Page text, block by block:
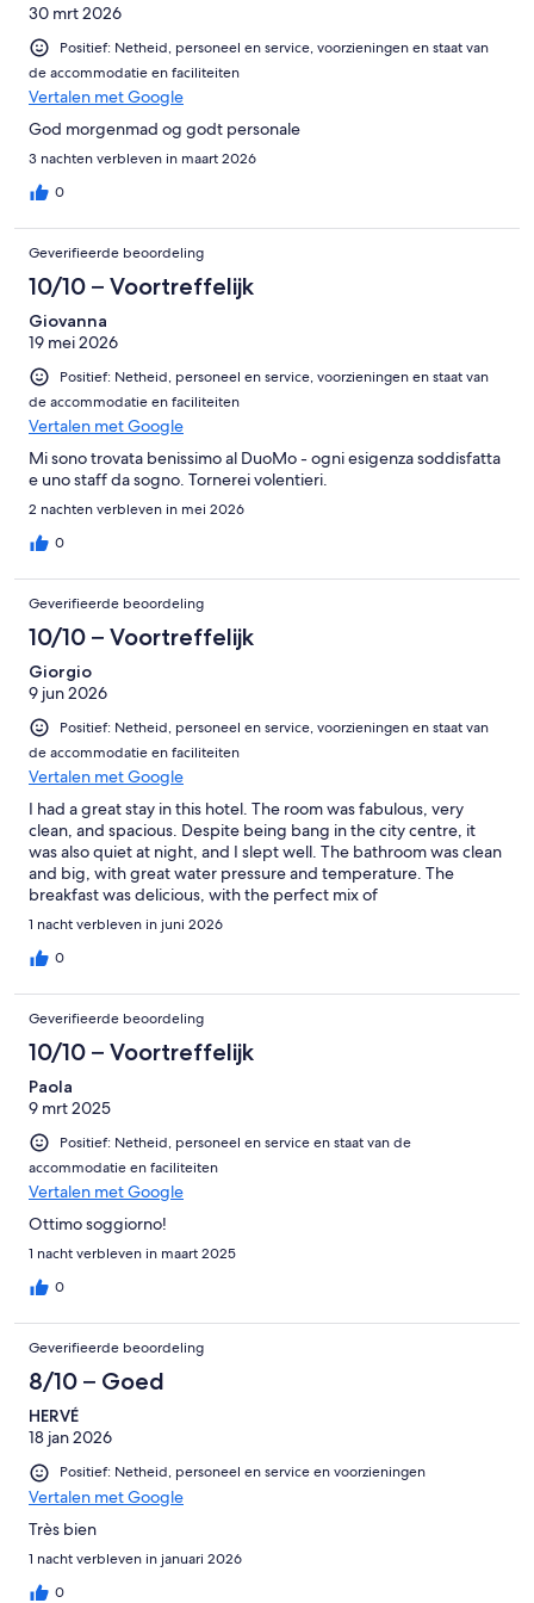
30 mrt 2026
Positief: Netheid, personeel en service, voorzieningen en staat van
de accommodatie en faciliteiten
Vertalen met Google
God morgenmad og godt personale
3 nachten verbleven in maart 2026
0
Geverifieerde beoordeling
10/10 – Voortreffelijk
Giovanna
19 mei 2026
Positief: Netheid, personeel en service, voorzieningen en staat van
de accommodatie en faciliteiten
Vertalen met Google
Mi sono trovata benissimo al DuoMo - ogni esigenza soddisfatta
e uno staff da sogno. Tornerei volentieri.
2 nachten verbleven in mei 2026
0
Geverifieerde beoordeling
10/10 – Voortreffelijk
Giorgio
9 jun 2026
Positief: Netheid, personeel en service, voorzieningen en staat van
de accommodatie en faciliteiten
Vertalen met Google
I had a great stay in this hotel. The room was fabulous, very
clean, and spacious. Despite being bang in the city centre, it
was also quiet at night, and I slept well. The bathroom was clean
and big, with great water pressure and temperature. The
breakfast was delicious, with the perfect mix of
Mediterranean/Italian and Continental options! All products
were fresh and made on the spot (including cappuccino and
coffee). The staff were kind and very professional. I recommend
1 nacht verbleven in juni 2026
0
Geverifieerde beoordeling
10/10 – Voortreffelijk
Paola
9 mrt 2025
Positief: Netheid, personeel en service en staat van de
accommodatie en faciliteiten
Vertalen met Google
Ottimo soggiorno!
1 nacht verbleven in maart 2025
0
Geverifieerde beoordeling
8/10 – Goed
HERVÉ
18 jan 2026
Positief: Netheid, personeel en service en voorzieningen
Vertalen met Google
Très bien
1 nacht verbleven in januari 2026
0